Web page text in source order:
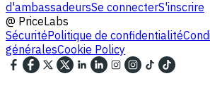
d'ambassadeursSe connecterS'inscrire
@ PriceLabs
SécuritéPolitique de confidentialité
généralesCookie Policy